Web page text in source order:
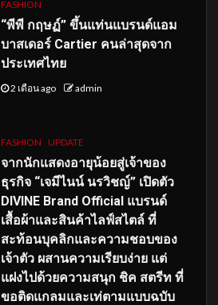
FASHION
“พีพี กฤษฏ์” ขึ้นแท่นแบรนด์แอม
บาสเดอร์ Cartier คนล่าสุดจาก
ประเทศไทย
2 เดือน ago admin
FASHION UPDATE
จากนักแสดงอายุน้อยสู่เจ้าของ
ธุรกิจ “เจมีไนน์ นรวิชญ์” เปิดตัว
DIVINE Brand Official แบรนด์
เสื้อผ้าและสินค้าไลฟ์สไตล์ ที่
สะท้อนบุคลิกและความชอบของ
เจ้าตัว ผสานความเรียบง่าย แต่
แฝงไปด้วยความสนุก ชิค สตรีท ที่
ขอติดแกลมและเท่ตามแบบฉบับ